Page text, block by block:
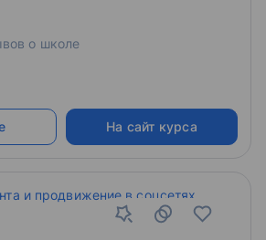
о школе
На сайт курса